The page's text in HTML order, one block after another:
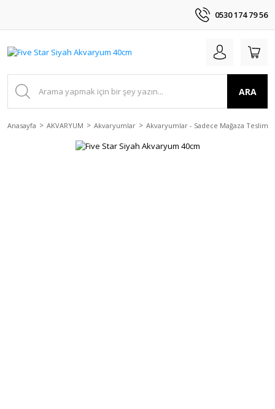
0530 174 79 56
ARA
Anasayfa AKVARYUM Akvaryumlar Akvaryumlar - Sadece Mağaza Teslim